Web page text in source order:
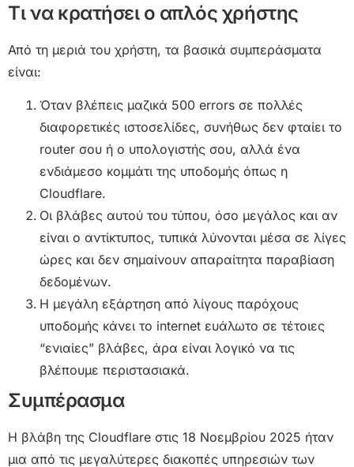
Τι να κρατήσει ο απλός χρήστης
Από τη μεριά του χρήστη, τα βασικά συμπεράσματα
είναι:
Όταν βλέπεις μαζικά 500 errors σε πολλές
διαφορετικές ιστοσελίδες, συνήθως δεν φταίει το
router σου ή ο υπολογιστής σου, αλλά ένα
ενδιάμεσο κομμάτι της υποδομής όπως η
Cloudflare.
Οι βλάβες αυτού του τύπου, όσο μεγάλος και αν
είναι ο αντίκτυπος, τυπικά λύνονται μέσα σε λίγες
ώρες και δεν σημαίνουν απαραίτητα παραβίαση
δεδομένων.
Η μεγάλη εξάρτηση από λίγους παρόχους
υποδομής κάνει το internet ευάλωτο σε τέτοιες
“ενιαίες” βλάβες, άρα είναι λογικό να τις
βλέπουμε περιστασιακά.
Συμπέρασμα
Η βλάβη της Cloudflare στις 18 Νοεμβρίου 2025 ήταν
μια από τις μεγαλύτερες διακοπές υπηρεσιών των